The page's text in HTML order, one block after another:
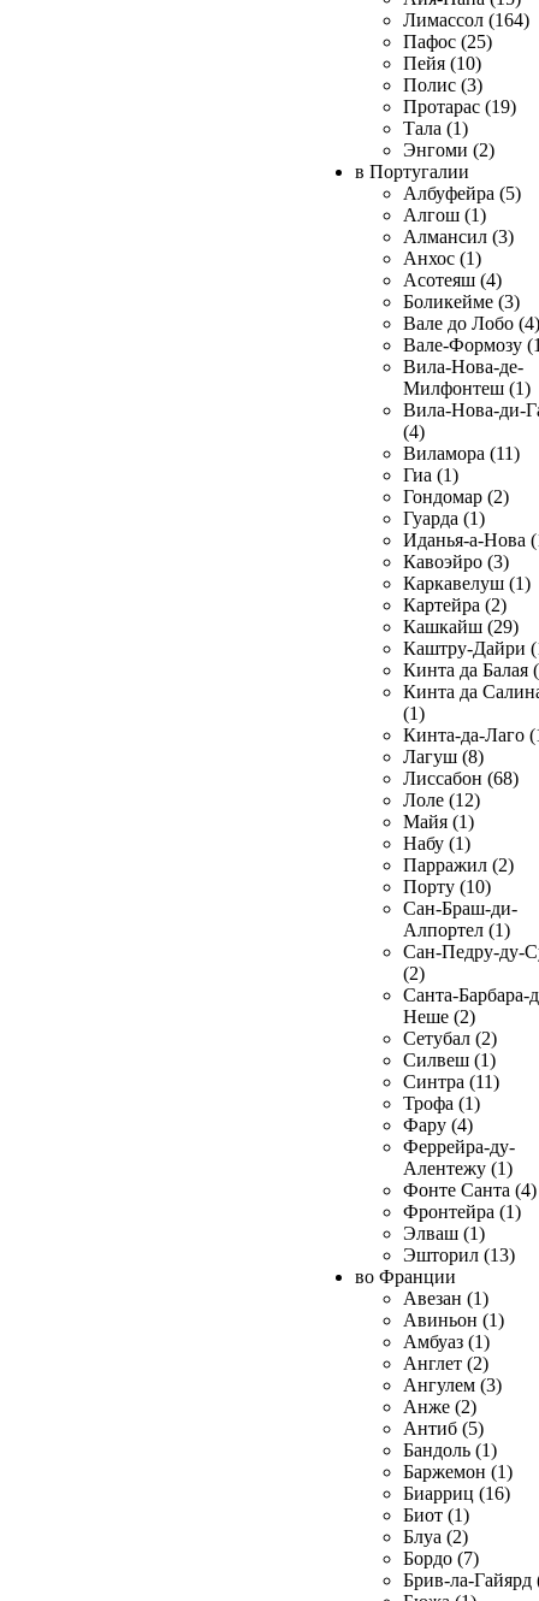
Лимассол (164)
Пафос (25)
Пейя (10)
Полис (3)
Протарас (19)
Тала (1)
Энгоми (2)
в Португалии
Албуфейра (5)
Алгош (1)
Алмансил (3)
Анхос (1)
Асотеяш (4)
Боликейме (3)
Вале до Лобо (4)
Вале-Формозу
Вила-Нова-де-
Милфонтеш (1)
Вила-Нова-ди-
(4)
Виламора (11)
Гиа (1)
Гондомар (2)
Гуарда (1)
Иданья-а-Нова
Кавоэйро (3)
Каркавелуш (1)
Картейра (2)
Кашкайш (29)
Каштру-Дайри
Кинта да Балая
Кинта да
(1)
Кинта-да-Лаго
Лагуш (8)
Лиссабон (68)
Лоле (12)
Майя (1)
Набу (1)
Парражил (2)
Порту (10)
Сан-Браш-ди-
Алпортел (1)
Сан-Педру-ду-
(2)
Санта-Барбара-
Неше (2)
Сетубал (2)
Силвеш (1)
Синтра (11)
Трофа (1)
Фару (4)
Феррейра-ду-
Алентежу (1)
Фонте Санта (4)
Фронтейра (1)
Элваш (1)
Эшторил (13)
во Франции
Авезан (1)
Авиньон (1)
Амбуаз (1)
Англет (2)
Ангулем (3)
Анже (2)
Антиб (5)
Бандоль (1)
Баржемон (1)
Биарриц (16)
Биот (1)
Блуа (2)
Бордо (7)
Брив-ла-Гайярд